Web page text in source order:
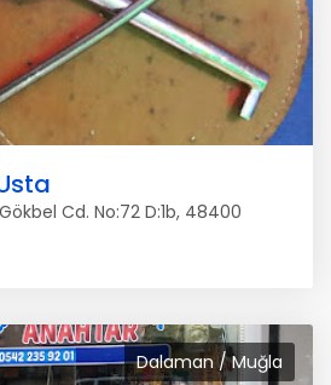
Cd. No:72 D:1b, 48400
Dalaman / Muğla